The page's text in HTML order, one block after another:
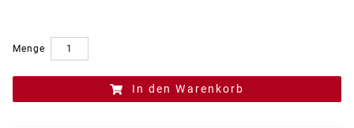
Menge
In den Warenkorb